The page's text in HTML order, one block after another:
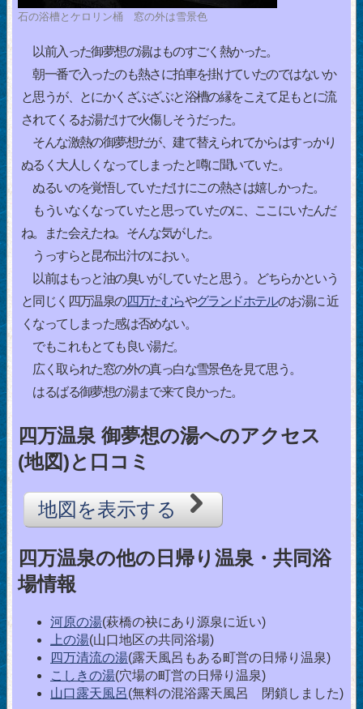
石の浴槽とケロリン桶 窓の外は雪景色
以前入った御夢想の湯はものすごく熱かった。
朝一番で入ったのも熱さに拍車を掛けていたのではないか
と思うが、とにかくざぶざぶと浴槽の縁をこえて足もとに流
されてくるお湯だけで火傷しそうだった。
そんな激熱の御夢想だが、建て替えられてからはすっかり
ぬるく大人しくなってしまったと噂に聞いていた。
ぬるいのを覚悟していただけにこの熱さは嬉しかった。
もういなくなっていたと思っていたのに、ここにいたんだ
ね。また会えたね。そんな気がした。
うっすらと昆布出汁のにおい。
以前はもっと油の臭いがしていたと思う。 どちらかという
と同じく四万温泉の四万たむらやグランドホテルのお湯に 近
くなってしまった感は否めない。
でもこれもとても良い湯だ。
広く取られた窓の外の真っ白な雪景色を見て思う。
はるばる御夢想の湯まで来て良かった。
四万温泉 御夢想の湯へのアクセス
(地図)と口コミ
地図を表示する
四万温泉の他の日帰り温泉・共同浴
場情報
河原の湯(萩橋の袂にあり源泉に近い)
上の湯(山口地区の共同浴場)
四万清流の湯(露天風呂もある町営の日帰り温泉)
こしきの湯(穴場の町営の日帰り温泉)
山口露天風呂(無料の混浴露天風呂 閉鎖しました)